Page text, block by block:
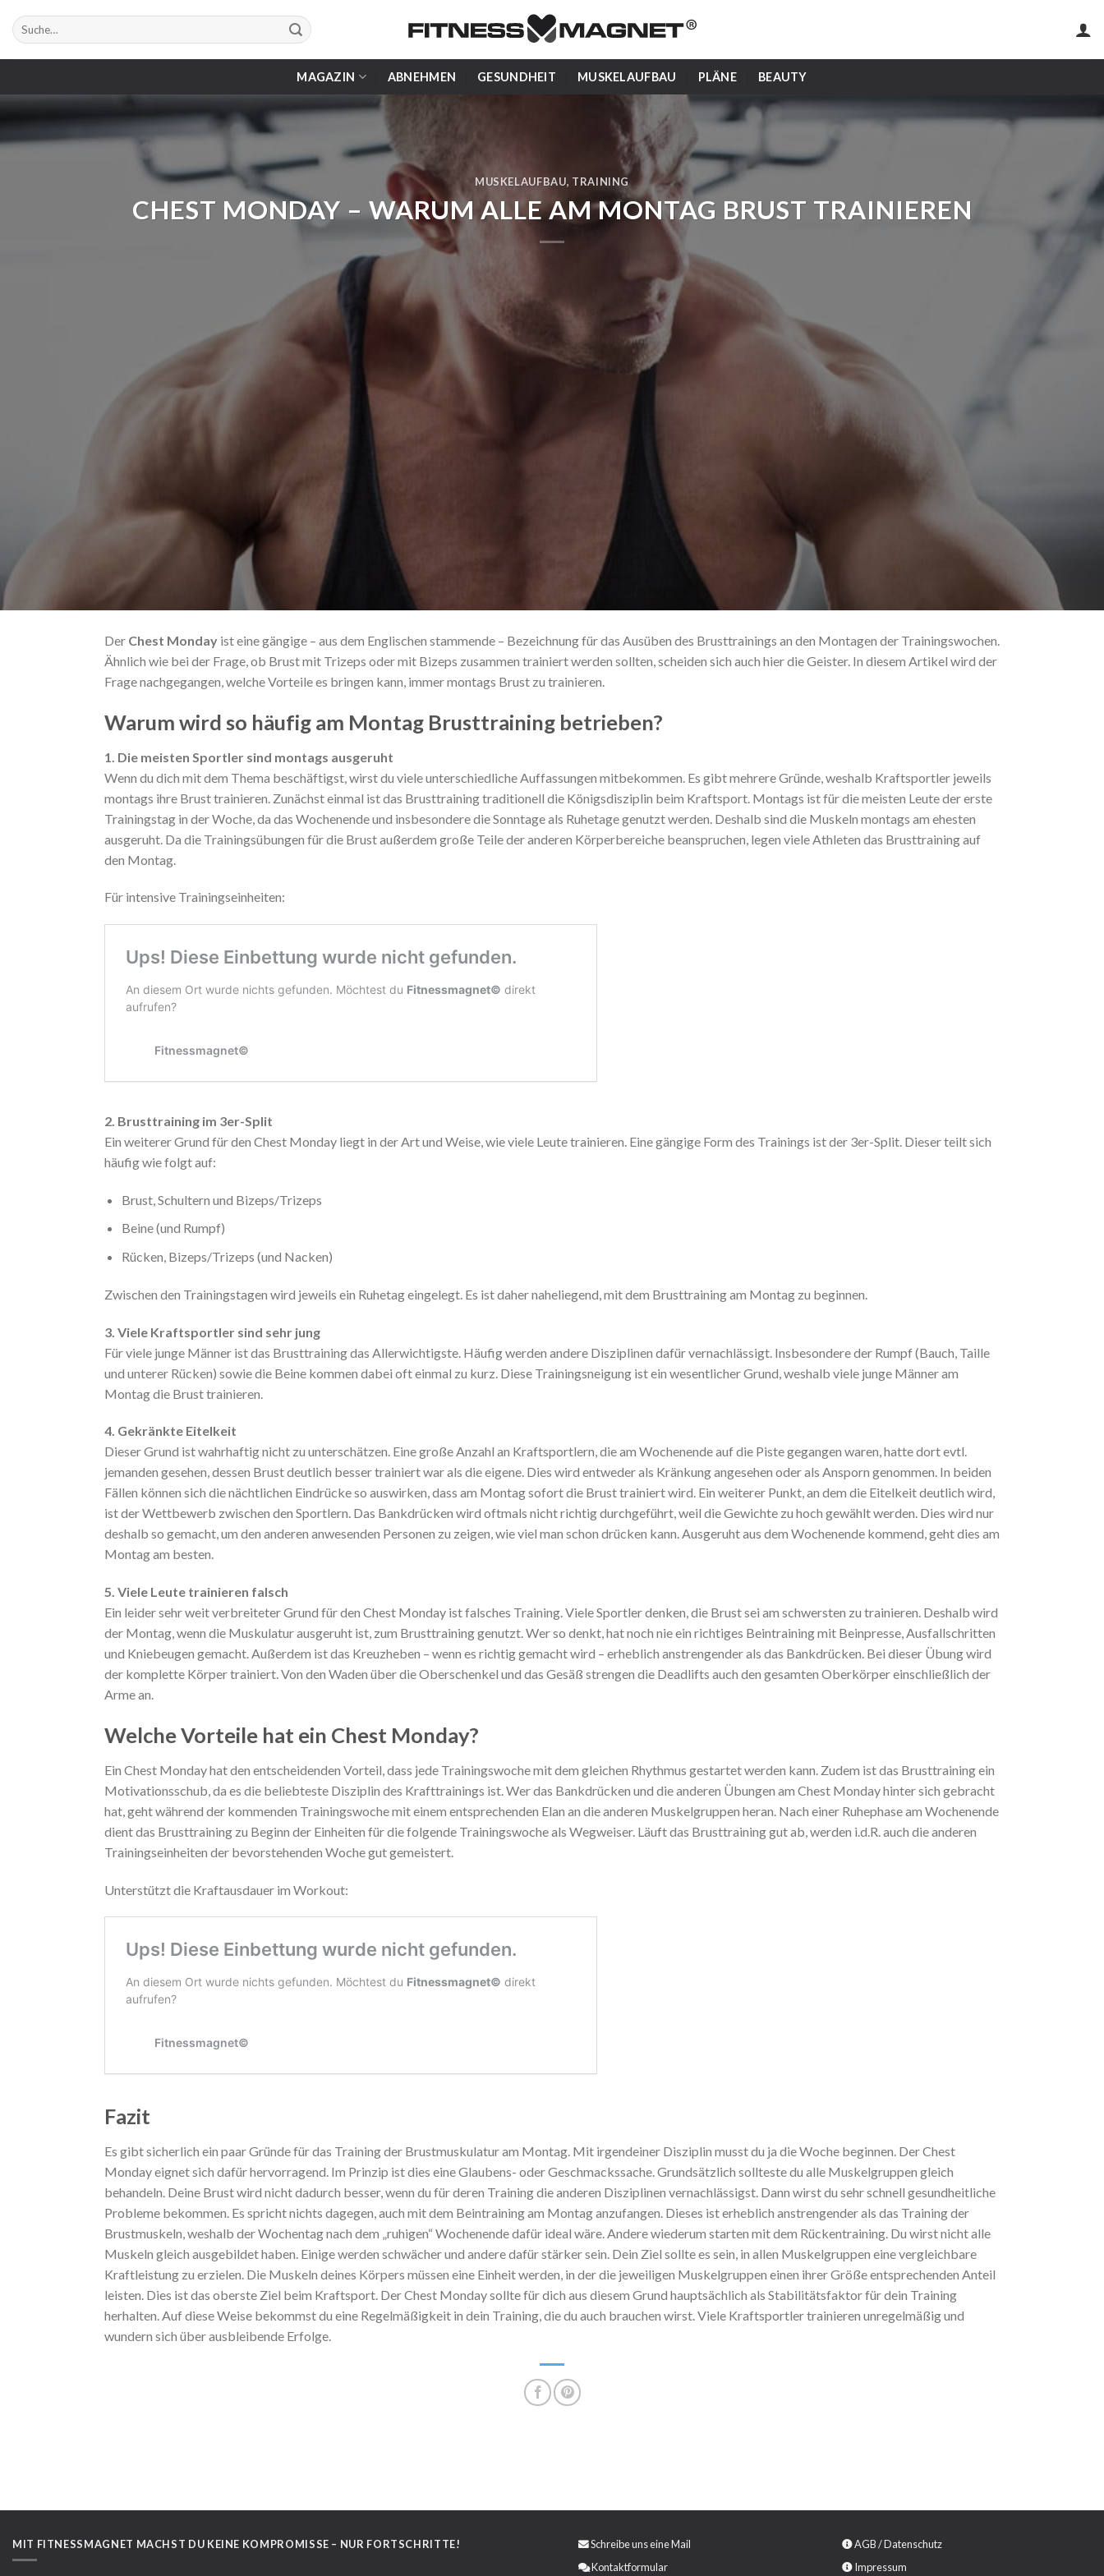
Inhalt
Suche
nach:
MAGAZIN ABNEHMEN GESUNDHEIT MUSKELAUFBAU PLÄNE BEAUTY
MUSKELAUFBAU, TRAINING
CHEST MONDAY – WARUM ALLE AM MONTAG BRUST TRAINIEREN
Der Chest Monday ist eine gängige – aus dem Englischen stammende – Bezeichnung für das Ausüben des Brusttrainings an den Montagen der Trainingswochen.
Ähnlich wie bei der Frage, ob Brust mit Trizeps oder mit Bizeps zusammen trainiert werden sollten, scheiden sich auch hier die Geister. In diesem Artikel wird der
Frage nachgegangen, welche Vorteile es bringen kann, immer montags Brust zu trainieren.
Warum wird so häufig am Montag Brusttraining betrieben?
1. Die meisten Sportler sind montags ausgeruht
Wenn du dich mit dem Thema beschäftigst, wirst du viele unterschiedliche Auffassungen mitbekommen. Es gibt mehrere Gründe, weshalb Kraftsportler jeweils
montags ihre Brust trainieren. Zunächst einmal ist das Brusttraining traditionell die Königsdisziplin beim Kraftsport. Montags ist für die meisten Leute der erste
Trainingstag in der Woche, da das Wochenende und insbesondere die Sonntage als Ruhetage genutzt werden. Deshalb sind die Muskeln montags am ehesten
ausgeruht. Da die Trainingsübungen für die Brust außerdem große Teile der anderen Körperbereiche beanspruchen, legen viele Athleten das Brusttraining auf
den Montag.
Für intensive Trainingseinheiten:
2. Brusttraining im 3er-Split
Ein weiterer Grund für den Chest Monday liegt in der Art und Weise, wie viele Leute trainieren. Eine gängige Form des Trainings ist der 3er-Split. Dieser teilt sich
häufig wie folgt auf:
Brust, Schultern und Bizeps/Trizeps
Beine (und Rumpf)
Rücken, Bizeps/Trizeps (und Nacken)
Zwischen den Trainingstagen wird jeweils ein Ruhetag eingelegt. Es ist daher naheliegend, mit dem Brusttraining am Montag zu beginnen.
3. Viele Kraftsportler sind sehr jung
Für viele junge Männer ist das Brusttraining das Allerwichtigste. Häufig werden andere Disziplinen dafür vernachlässigt. Insbesondere der Rumpf (Bauch, Taille
und unterer Rücken) sowie die Beine kommen dabei oft einmal zu kurz. Diese Trainingsneigung ist ein wesentlicher Grund, weshalb viele junge Männer am
Montag die Brust trainieren.
4. Gekränkte Eitelkeit
Dieser Grund ist wahrhaftig nicht zu unterschätzen. Eine große Anzahl an Kraftsportlern, die am Wochenende auf die Piste gegangen waren, hatte dort evtl.
jemanden gesehen, dessen Brust deutlich besser trainiert war als die eigene. Dies wird entweder als Kränkung angesehen oder als Ansporn genommen. In beiden
Fällen können sich die nächtlichen Eindrücke so auswirken, dass am Montag sofort die Brust trainiert wird. Ein weiterer Punkt, an dem die Eitelkeit deutlich wird,
ist der Wettbewerb zwischen den Sportlern. Das Bankdrücken wird oftmals nicht richtig durchgeführt, weil die Gewichte zu hoch gewählt werden. Dies wird nur
deshalb so gemacht, um den anderen anwesenden Personen zu zeigen, wie viel man schon drücken kann. Ausgeruht aus dem Wochenende kommend, geht dies am
Montag am besten.
5. Viele Leute trainieren falsch
Ein leider sehr weit verbreiteter Grund für den Chest Monday ist falsches Training. Viele Sportler denken, die Brust sei am schwersten zu trainieren. Deshalb wird
der Montag, wenn die Muskulatur ausgeruht ist, zum Brusttraining genutzt. Wer so denkt, hat noch nie ein richtiges Beintraining mit Beinpresse, Ausfallschritten
und Kniebeugen gemacht. Außerdem ist das Kreuzheben – wenn es richtig gemacht wird – erheblich anstrengender als das Bankdrücken. Bei dieser Übung wird
der komplette Körper trainiert. Von den Waden über die Oberschenkel und das Gesäß strengen die Deadlifts auch den gesamten Oberkörper einschließlich der
Arme an.
Welche Vorteile hat ein Chest Monday?
Ein Chest Monday hat den entscheidenden Vorteil, dass jede Trainingswoche mit dem gleichen Rhythmus gestartet werden kann. Zudem ist das Brusttraining ein
Motivationsschub, da es die beliebteste Disziplin des Krafttrainings ist. Wer das Bankdrücken und die anderen Übungen am Chest Monday hinter sich gebracht
hat, geht während der kommenden Trainingswoche mit einem entsprechenden Elan an die anderen Muskelgruppen heran. Nach einer Ruhephase am Wochenende
dient das Brusttraining zu Beginn der Einheiten für die folgende Trainingswoche als Wegweiser. Läuft das Brusttraining gut ab, werden i.d.R. auch die anderen
Trainingseinheiten der bevorstehenden Woche gut gemeistert.
Unterstützt die Kraftausdauer im Workout:
Fazit
Es gibt sicherlich ein paar Gründe für das Training der Brustmuskulatur am Montag. Mit irgendeiner Disziplin musst du ja die Woche beginnen. Der Chest
Monday eignet sich dafür hervorragend. Im Prinzip ist dies eine Glaubens- oder Geschmackssache. Grundsätzlich sollteste du alle Muskelgruppen gleich
behandeln. Deine Brust wird nicht dadurch besser, wenn du für deren Training die anderen Disziplinen vernachlässigst. Dann wirst du sehr schnell gesundheitliche
Probleme bekommen. Es spricht nichts dagegen, auch mit dem Beintraining am Montag anzufangen. Dieses ist erheblich anstrengender als das Training der
Brustmuskeln, weshalb der Wochentag nach dem „ruhigen“ Wochenende dafür ideal wäre. Andere wiederum starten mit dem Rückentraining. Du wirst nicht alle
Muskeln gleich ausgebildet haben. Einige werden schwächer und andere dafür stärker sein. Dein Ziel sollte es sein, in allen Muskelgruppen eine vergleichbare
Kraftleistung zu erzielen. Die Muskeln deines Körpers müssen eine Einheit werden, in der die jeweiligen Muskelgruppen einen ihrer Größe entsprechenden Anteil
leisten. Dies ist das oberste Ziel beim Kraftsport. Der Chest Monday sollte für dich aus diesem Grund hauptsächlich als Stabilitätsfaktor für dein Training
herhalten. Auf diese Weise bekommst du eine Regelmäßigkeit in dein Training, die du auch brauchen wirst. Viele Kraftsportler trainieren unregelmäßig und
wundern sich über ausbleibende Erfolge.
MIT FITNESSMAGNET MACHST DU KEINE KOMPROMISSE – NUR FORTSCHRITTE! Schreibe uns eineMail
Kontaktformular
AGB/Datenschutz
Impressum